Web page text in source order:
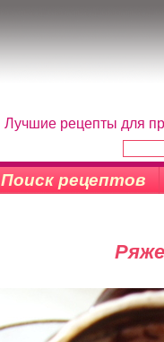
Лучшие рецепты для
Поиск рецептов